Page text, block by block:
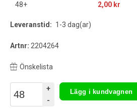
48+
2,00 kr
Leveranstid: 1-3 dag(ar)
Artnr: 2204264
Önskelista
+
-
Lägg i kundvagnen